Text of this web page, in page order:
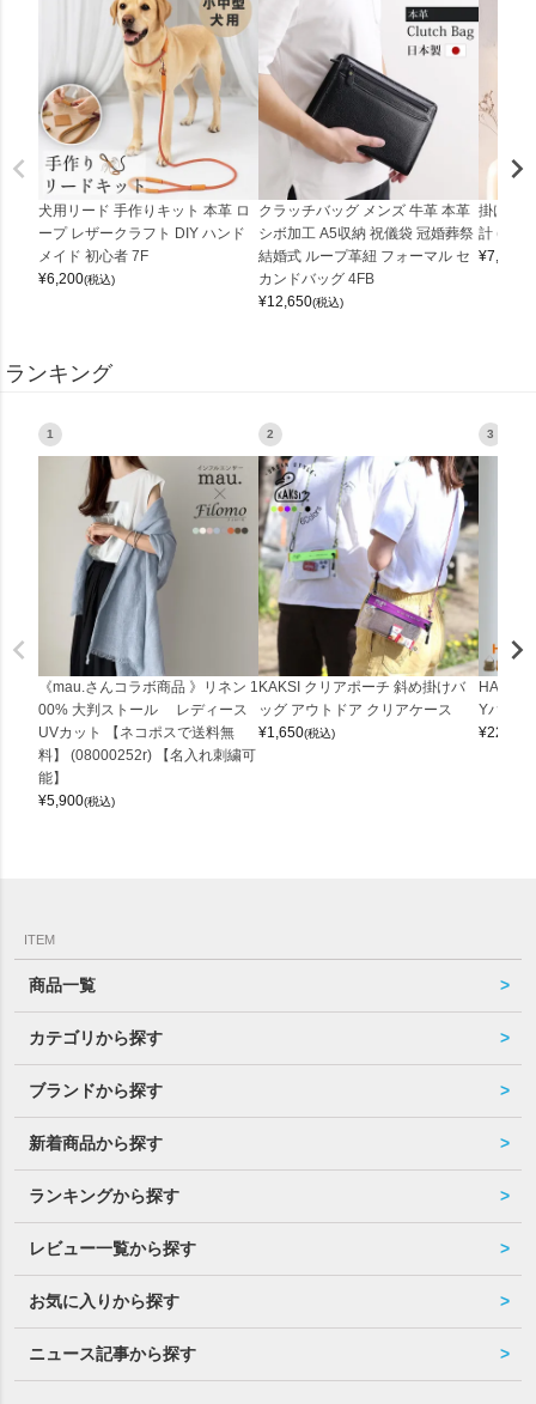
犬用リード 手作りキット 本革 ロ
ープ レザークラフト DIY ハンド
メイド 初心者 7F
¥6,200(税込)
クラッチバッグ メンズ 牛革 本革
シボ加工 A5収納 祝儀袋 冠婚葬祭
結婚式 ループ革紐 フォーマル セ
カンドバッグ 4FB
¥12,650(税込)
掛け時
計
¥7,150
ランキング
1
《mau.さんコラボ商品 》リネン 1
00% 大判ストール レディース
UVカット 【ネコポスで送料無
料】 (08000252r) 【名入れ刺繍可
能】
¥5,900(税込)
2
KAKSI クリアポーチ 斜め掛けバ
ッグ アウトドア クリアケース
¥1,650(税込)
3
Yバッグ
¥22,000
ITEM
商品一覧
カテゴリから探す
ブランドから探す
新着商品から探す
ランキングから探す
レビュー一覧から探す
お気に入りから探す
ニュース記事から探す